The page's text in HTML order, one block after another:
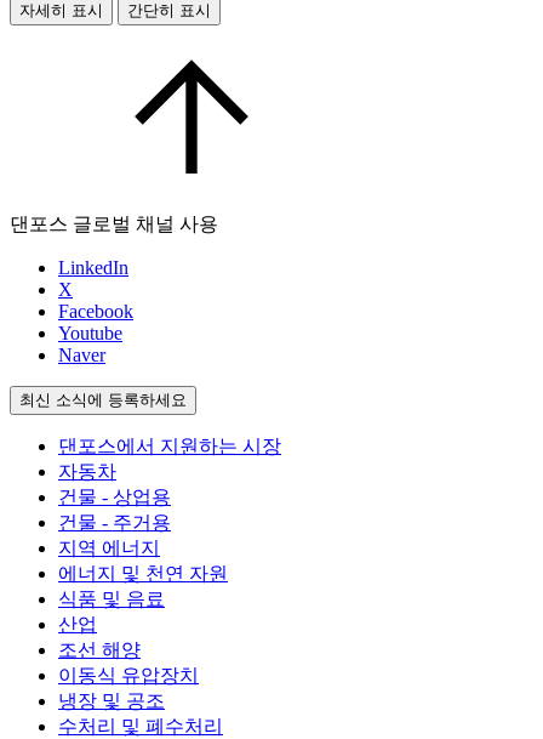
자세히 표시 간단히 표시
댄포스 글로벌 채널 사용
LinkedIn
X
Facebook
Youtube
Naver
최신 소식에 등록하세요
댄포스에서 지원하는 시장
자동차
건물 - 상업용
건물 - 주거용
지역 에너지
에너지 및 천연 자원
식품 및 음료
산업
조선 해양
이동식 유압장치
냉장 및 공조
수처리 및 폐수처리